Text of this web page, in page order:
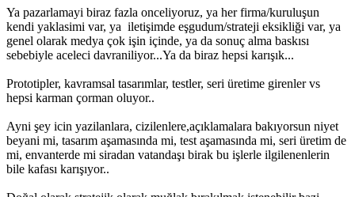
Ya pazarlamayi biraz fazla onceliyoruz, ya her firma/kuruluşun
kendi yaklasimi var, ya iletişimde eşgudum/strateji eksikliği var, ya
genel olarak medya çok işin içinde, ya da sonuç alma baskısı
sebebiyle aceleci davraniliyor...Ya da biraz hepsi karışık...
Prototipler, kavramsal tasarımlar, testler, seri üretime girenler vs
hepsi karman çorman oluyor..
Ayni şey icin yazilanlara, cizilenlere,açıklamalara bakıyorsun niyet
beyani mi, tasarım aşamasında mi, test aşamasında mi, seri üretim de
mi, envanterde mi siradan vatandaşı birak bu işlerle ilgilenenlerin
bile kafası karışıyor..